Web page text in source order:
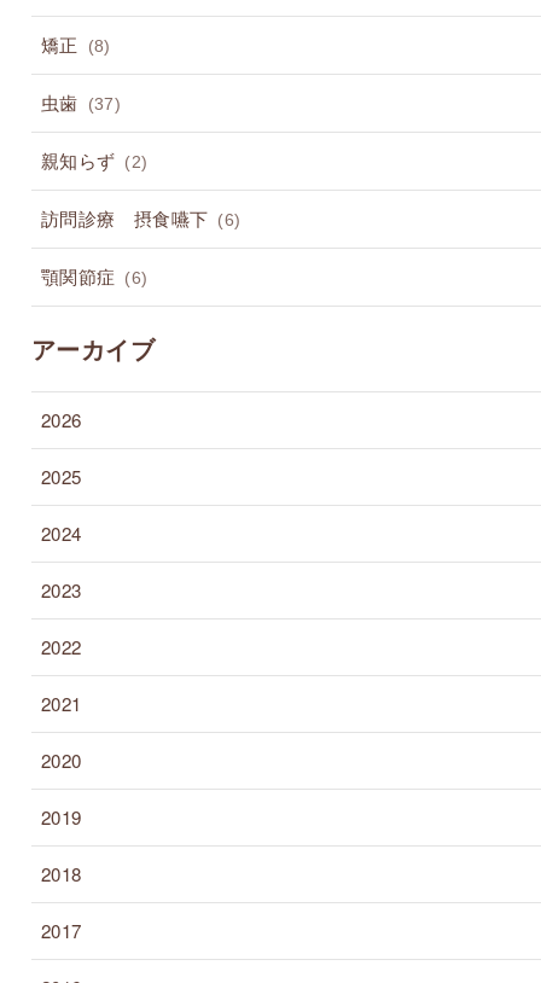
矯正 (8)
虫歯 (37)
親知らず (2)
訪問診療 摂食嚥下 (6)
顎関節症 (6)
アーカイブ
2026
2025
2024
2023
2022
2021
2020
2019
2018
2017